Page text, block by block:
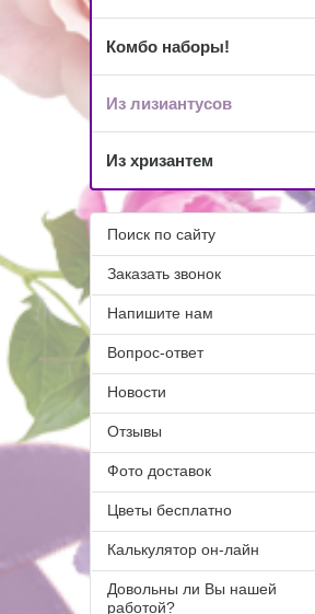
Комбо наборы!
Из лизиантусов
Из хризантем
Поиск по сайту
Заказать звонок
Напишите нам
Вопрос-ответ
Новости
Отзывы
Фото доставок
Цветы бесплатно
Калькулятор он-лайн
Довольны ли Вы нашей
работой?